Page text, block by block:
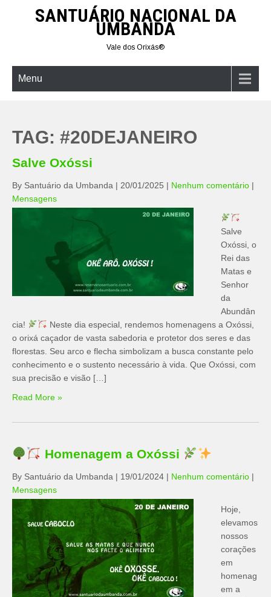
SANTUÁRIO NACIONAL DA
UMBANDA
Vale dos Orixás®
Menu
TAG: #20DEJANEIRO
Salve Oxóssi
By Santuário da Umbanda | 20/01/2025 | Nenhum comentário |
Mensagens
Salve
Oxóssi, o
Rei das
Matas e
Senhor
da
Abundân
cia!
Neste dia especial, rendemos homenagens a Oxóssi,
o orixá caçador de vasta sabedoria e protetor dos seres e das
florestas. Seu arco e flecha simbolizam a busca constante pelo
conhecimento e o sustento necessário à vida. Que Oxóssi, com
sua precisão e visão […]
Read More »
Homenagem a Oxóssi
By Santuário da Umbanda | 19/01/2024 | Nenhum comentário |
Mensagens
Hoje,
elevamos
nossos
corações
em
homenag
em a